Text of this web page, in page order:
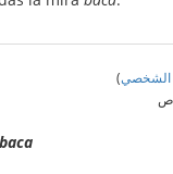
الشخصي)
baca